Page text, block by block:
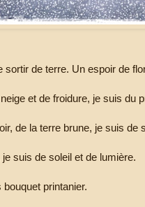
de terre. Un espoir de
et de froidure, je suis du
de la terre brune, je suis de
suis de soleil et de lumière.
printanier.